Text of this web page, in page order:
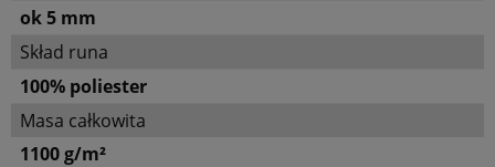
ok 5 mm
Skład runa
100% poliester
Masa całkowita
1100 g/m²